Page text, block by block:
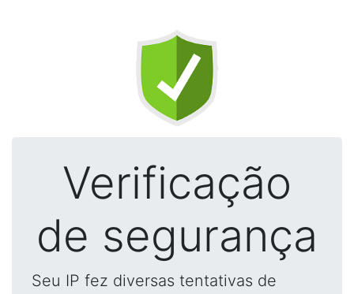
Verificação
de segurança
Seu IP fez diversas tentativas de